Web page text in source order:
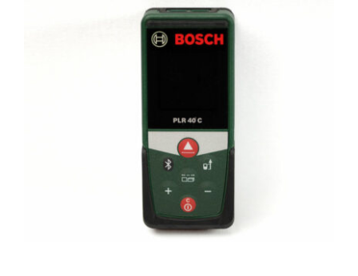
Entfernungsmesser PLR40C